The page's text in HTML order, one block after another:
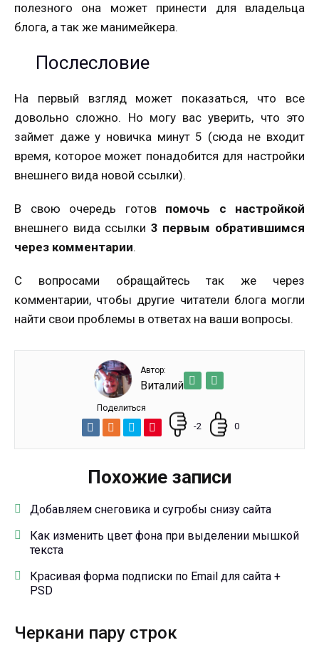
полезного она может принести для владельца
блога, а так же манимейкера.
Послесловие
На первый взгляд может показаться, что все
довольно сложно. Но могу вас уверить, что это
займет даже у новичка минут 5 (сюда не входит
время, которое может понадобится для настройки
внешнего вида новой ссылки).
В свою очередь готов помочь с настройкой
внешнего вида ссылки 3 первым обратившимся
через комментарии.
С вопросами обращайтесь так же через
комментарии, чтобы другие читатели блога могли
найти свои проблемы в ответах на ваши вопросы.
Автор:
Виталий
Поделиться
-2 0
Похожие записи
Добавляем снеговика и сугробы снизу сайта
Как изменить цвет фона при выделении мышкой
текста
Красивая форма подписки по Email для сайта +
PSD
Черкани пару строк